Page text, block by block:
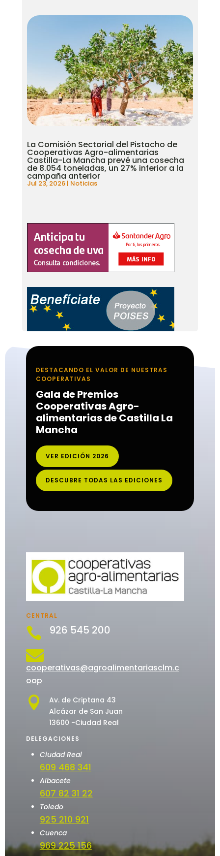
La Comisión Sectorial del Pistacho de
Cooperativas Agro-alimentarias
Castilla-La Mancha prevé una cosecha
de 8.054 toneladas, un 27% inferior a la
campaña anterior
Jul 23, 2026| Noticias
DESTACANDO EL VALOR DE NUESTRAS
COOPERATIVAS
Gala de Premios
Cooperativas Agro-
alimentarias de Castilla La
Mancha
VER EDICIÓN 2026
DESCUBRE TODAS LAS EDICIONES
CENTRAL
 926 545 200

cooperativas@agroalimentariasclm.c
oop

Av. de Criptana 43
Alcázar de San Juan
13600 -Ciudad Real
DELEGACIONES
Ciudad Real
609 468 341
Albacete
607 82 31 22
Toledo
925 210 921
Cuenca
969 225 156